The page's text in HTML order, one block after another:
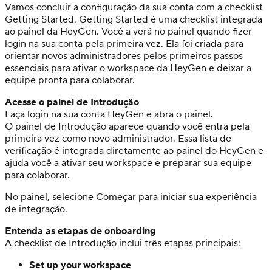
Vamos concluir a configuração da sua conta com a checklist
Getting Started. Getting Started é uma checklist integrada
ao painel da HeyGen. Você a verá no painel quando fizer
login na sua conta pela primeira vez. Ela foi criada para
orientar novos administradores pelos primeiros passos
essenciais para ativar o workspace da HeyGen e deixar a
equipe pronta para colaborar.
Acesse o painel de Introdução
Faça login na sua conta HeyGen e abra o painel.
O painel de Introdução aparece quando você entra pela
primeira vez como novo administrador. Essa lista de
verificação é integrada diretamente ao painel do HeyGen e
ajuda você a ativar seu workspace e preparar sua equipe
para colaborar.
No painel, selecione Começar para iniciar sua experiência
de integração.
Entenda as etapas de onboarding
A checklist de Introdução inclui três etapas principais:
Set up your workspace